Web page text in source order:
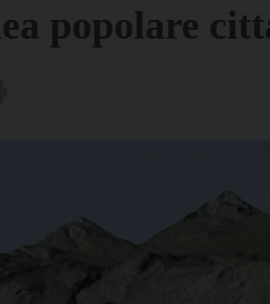
popolare